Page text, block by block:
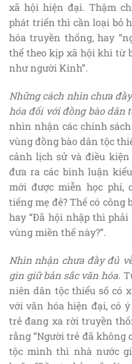
xã hội hiện đại. Thậm
phát triển thì cần loại bỏ
hóa truyền thống, hay
thể theo kịp xã hội khi từ
như người Kinh”.
Những cách nhìn chưa
hóa đối với đồng bào dân
nhìn nhận các chính
vùng đồng bào dân tộc
cảnh lịch sử và điều
đưa ra các bình luận
mới được miễn học phí,
tiếng mẹ đẻ? Thế có
hay “Đã hội nhập thì
vùng miền thế này?”.
Nhìn nhận chưa đầy đủ
gìn giữ bản sắc văn hóa.
niên dân tộc thiểu số có
với văn hóa hiện đại, có
trẻ đang xa rời truyền
rằng “Người trẻ đã không
tộc mình thì nhà nước